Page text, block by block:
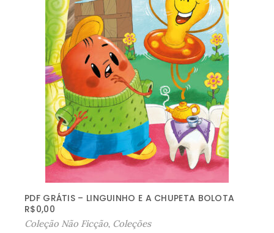
PDF GRÁTIS – LINGUINHO E A CHUPETA BOLOTA
R$0,00
Coleção Não Ficção, Coleções